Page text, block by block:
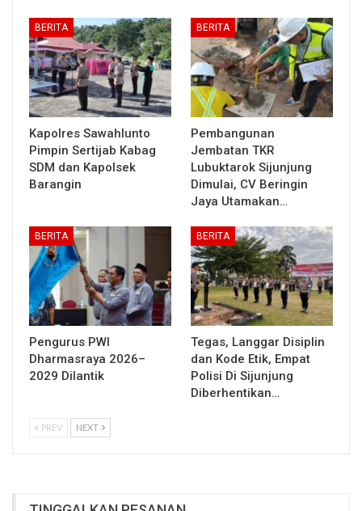
BERITA
Kapolres Sawahlunto
Pimpin Sertijab Kabag
SDM dan Kapolsek
Barangin
BERITA
Pembangunan
Jembatan TKR
Lubuktarok Sijunjung
Dimulai, CV Beringin
Jaya Utamakan…
BERITA
Pengurus PWI
Dharmasraya 2026–
2029 Dilantik
BERITA
Tegas, Langgar Disiplin
dan Kode Etik, Empat
Polisi Di Sijunjung
Diberhentikan…
PREV NEXT